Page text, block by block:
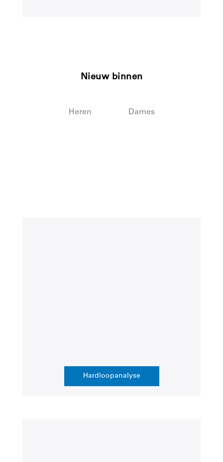
Nieuw binnen
Heren Dames
Hardloopanalyse